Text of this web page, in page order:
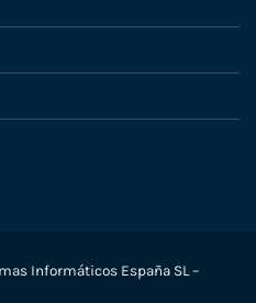
Informáticos España SL –